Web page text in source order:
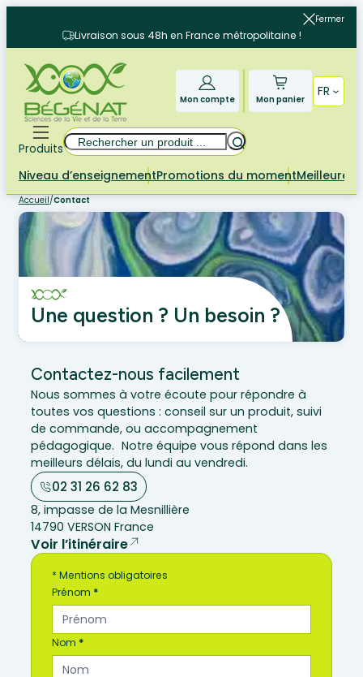
contenu
Fermer
Livraison sous 48h en France métropolitaine !
Mon compte Mon panier
FR
Produits
Rechercher
Niveau d’enseignementPromotions du momentMeilleures
Accueil/Contact
Une question ? Un besoin ?
Contactez-nous facilement
Nous sommes à votre écoute pour répondre à
toutes vos questions : conseil sur un produit, suivi
de commande, ou accompagnement
pédagogique. Notre équipe vous répond dans les
meilleurs délais, du lundi au vendredi.
02 31 26 62 83
8, impasse de la Mesnillière
14790 VERSON France
Voir l’itinéraire
C
o
n
a
c
* Mentions obligatoires
Prénom *
Nom *